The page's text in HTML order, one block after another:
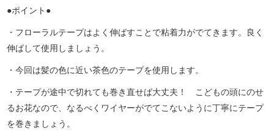
●ポイント●
・フローラルテープはよく伸ばすことで粘着力がでてきます。良く
伸ばして使用しましょう。
・今回は髪の色に近い茶色のテープを使用します。
・テープが途中で切れても巻き直せば大丈夫！ こどもの頭にのせ
るお花なので、なるべくワイヤーがでてこないように丁寧にテープ
を巻きましょう。